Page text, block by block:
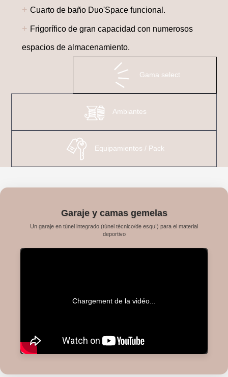
+ Cuarto de baño Duo'Space funcional.
+ Frigorífico de gran capacidad con numerosos
espacios de almacenamiento.
Gama select
Ambiantes
Equipamientos / Pack
Garaje y camas gemelas
Un garaje en túnel integrado (túnel técnico/de esquí) para el material
deportivo
Chargement de la vidéo...